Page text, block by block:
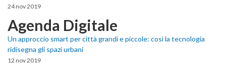
24 nov 2019
Agenda Digitale
Un approccio smart per città grandi e piccole: così la tecnologia
ridisegna gli spazi urbani
12 nov 2019